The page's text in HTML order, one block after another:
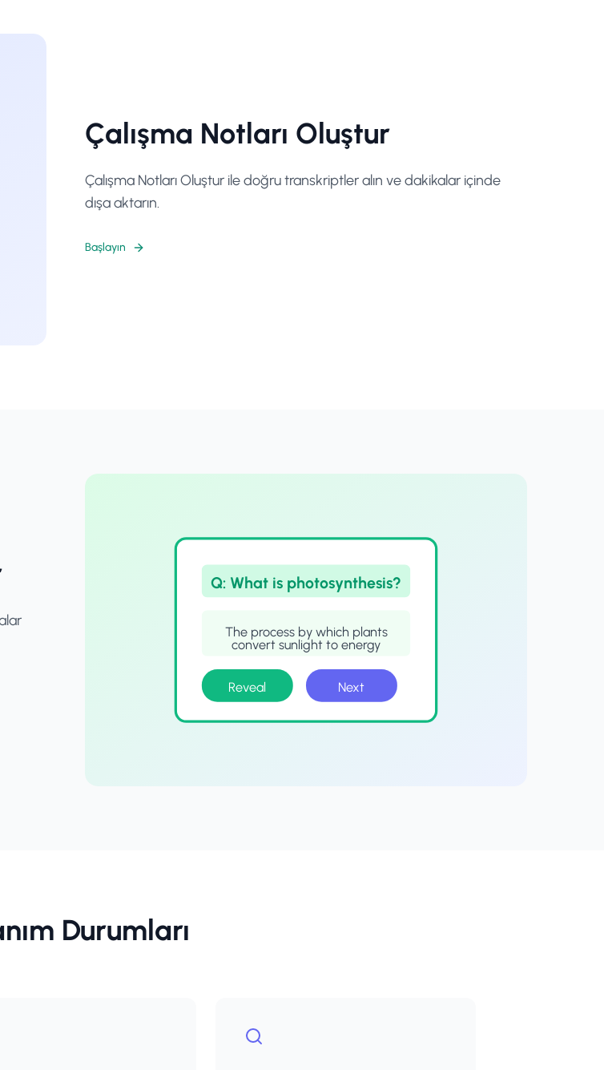
Çalışma Notları Oluştur
Çalışma Notları Oluştur ile doğru transkriptler alın ve dakikalar içinde
dışa aktarın.
Başlayın
Q: What is photosynthesis?
The process by which plants
convert sunlight to energy
Reveal Next
Durumları